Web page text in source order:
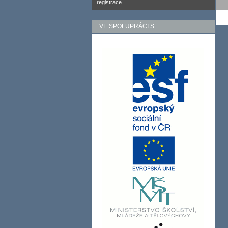
registrace
VE SPOLUPRÁCI S